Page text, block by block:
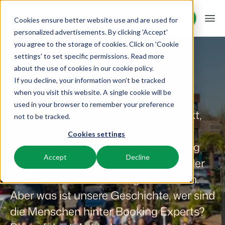
Cookies ensure better website use and are used for
personalized advertisements. By clicking 'Accept'
you agree to the storage of cookies. Click on 'Cookie
settings' to set specific permissions. Read more
about the use of cookies in our cookie policy.
If you decline, your information won’t be tracked
when you visit this website. A single cookie will be
used in your browser to remember your preference
not to be tracked.
Cookies settings
Accept Decline
Demo anfragen
Demo anfragen
Plattform
BEX PMS
PMS
Verwalte alle Backoffice Abläufe.
Vermarkte dein Angebot auf verschiedenen Channels.
Steigere deine direkten Buchungen über deine Website.
App Store
Verbinde dich mit deinen Lieblingsapps und -tools.
Unsere Lösungen
BEX für:
Ferienhäuser, Bungalows, Mobilheime und Weinfässer.
Stellplätze, Camping, Glamping und Zelten.
Resorts
Ski-, Wellness-, Golf- und Tauchresorts.
Ressourcen
Wissenswertes
BEX Educate | Pro
Weiter lernen, weiter führen in der Freizeitbranche
Blog
Neuigkeiten der Branche und wertvolle Tipps
Preise
Kundenstories
Übersicht
Über uns
Booking Experts
Wenn man an Booking Experts denkt,
denkt man an Automatisierung,
Hospitality und Innovation. Jeden Tag
ein bisschen besser werden und an der
Freizeitbranche von morgen arbeiten.
Aber was ist unsere Geschichte, wer sind
die Menschen hinter Booking Experts?